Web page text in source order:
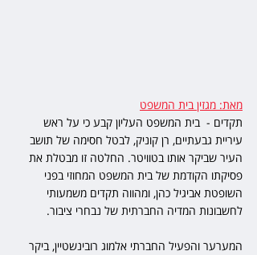
מאת: מגזין בית המשפט
תקדים -  בית המשפט העליון קבע כי על ראש
עיריית גבעתיים, רן קוניק, לבטל חסימה של תושב
העיר שביקר אותו בטוויטר. החלטה זו מבטלת את
פסיקתו הקודמת של בית המשפט המחוזי בפני
השופטת אביגיל כהן, ומהווה תקדים משמעותי
לחשבונות המדיה החברתית של נבחרי ציבור.
המערער והפעיל החברתי אלמוג רובינשטיין, ביקר